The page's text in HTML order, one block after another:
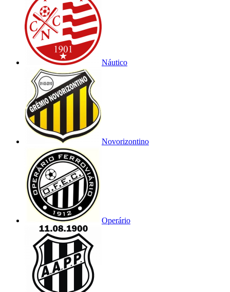
Náutico
Novorizontino
Operário